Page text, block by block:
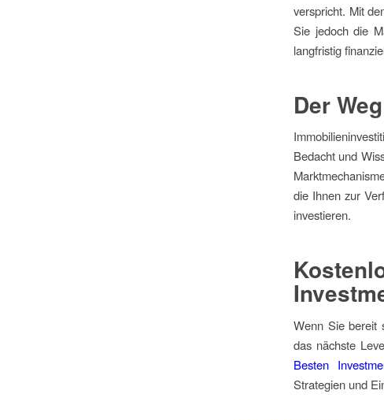
verspricht. Mit
Sie jedoch die
langfristig
Der
Bedacht und
die Ihnen zur
investieren.
Wenn Sie bereit
das nächste
Besten
Strategien und